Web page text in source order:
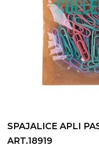
SPAJALICE APLI
ART.18919